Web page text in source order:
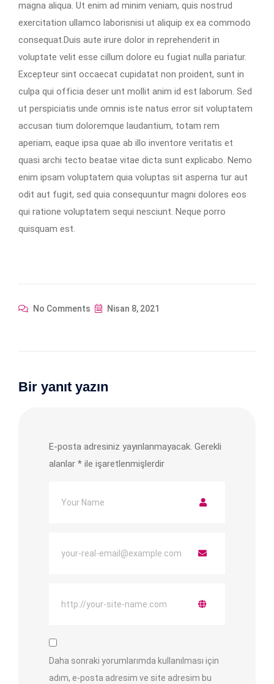
magna aliqua. Ut enim ad minim veniam, quis nostrud
exercitation ullamco laborisnisi ut aliquip ex ea commodo
consequat.Duis aute irure dolor in reprehenderit in
voluptate velit esse cillum dolore eu fugiat nulla pariatur.
Excepteur sint occaecat cupidatat non proident, sunt in
culpa qui officia deser unt mollit anim id est laborum. Sed
ut perspiciatis unde omnis iste natus error sit voluptatem
accusan tium doloremque laudantium, totam rem
aperiam, eaque ipsa quae ab illo inventore veritatis et
quasi archi tecto beatae vitae dicta sunt explicabo. Nemo
enim ipsam voluptatem quia voluptas sit asperna tur aut
odit aut fugit, sed quia consequuntur magni dolores eos
qui ratione voluptatem sequi nesciunt. Neque porro
quisquam est.
No Comments Nisan 8, 2021
Bir yanıt yazın
E-posta adresiniz yayınlanmayacak. Gerekli
alanlar * ile işaretlenmişlerdir
Daha sonraki yorumlarımda kullanılması için
adım, e-posta adresim ve site adresim bu